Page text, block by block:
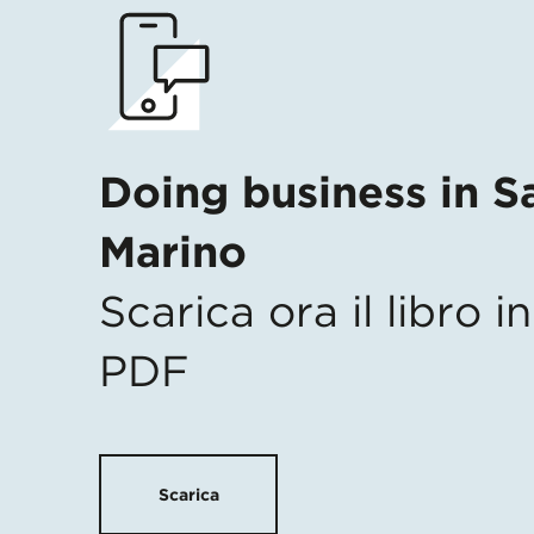
Doing business in
Marino
Scarica ora il libro
PDF
Scarica